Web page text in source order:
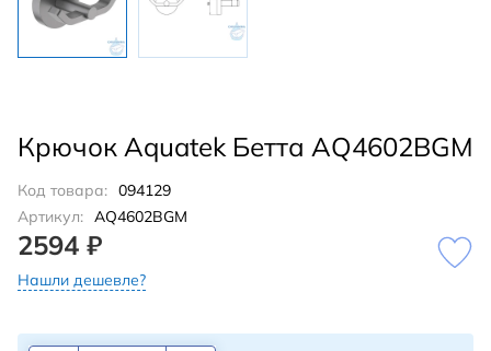
Крючок Aquatek Бетта AQ4602BGM
Код товара: 094129
Артикул: AQ4602BGM
2594 ₽
Нашли дешевле?